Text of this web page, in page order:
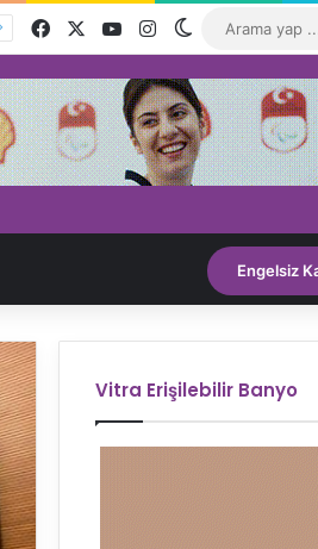
Facebook YouTubeInstagram
Dış
Engelsiz
Vitra Erişilebilir Banyo